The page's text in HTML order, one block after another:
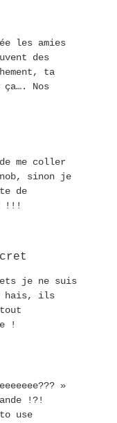
les amies
des
ta
Nos
me coller
sinon je
de
!!!
je ne suis
hais, ils
!
»
!?!
use